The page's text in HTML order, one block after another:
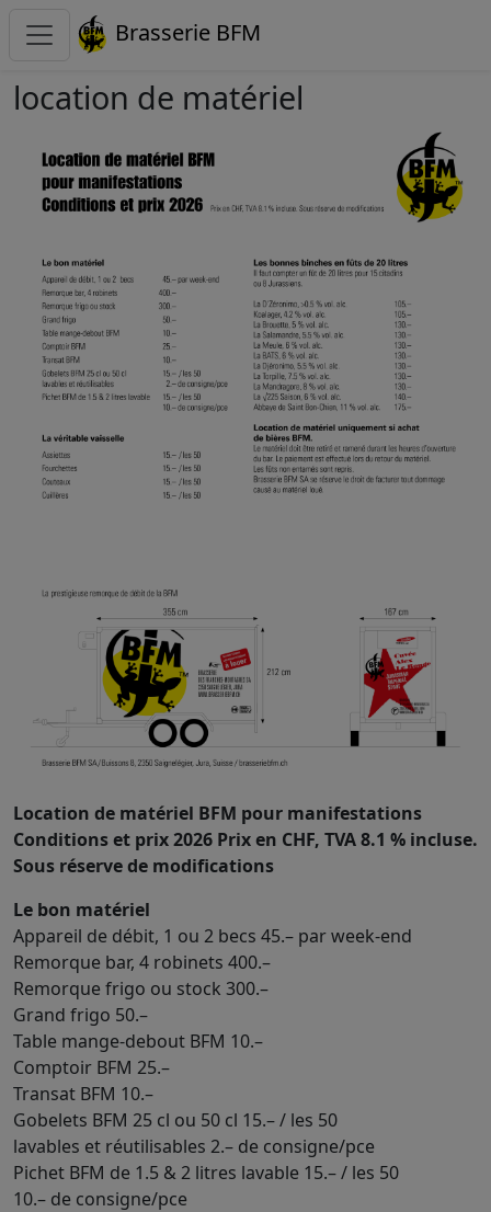
Brasserie BFM
location de matériel
Location de matériel BFM pour manifestations
Conditions et prix 2026 Prix en CHF, TVA 8.1 % incluse.
Sous réserve de modifications
Le bon matériel
Appareil de débit, 1 ou 2 becs 45.– par week-end
Remorque bar, 4 robinets 400.–
Remorque frigo ou stock 300.–
Grand frigo 50.–
Table mange-debout BFM 10.–
Comptoir BFM 25.–
Transat BFM 10.–
Gobelets BFM 25 cl ou 50 cl 15.– / les 50
lavables et réutilisables 2.– de consigne/pce
Pichet BFM de 1.5 & 2 litres lavable 15.– / les 50
10.– de consigne/pce